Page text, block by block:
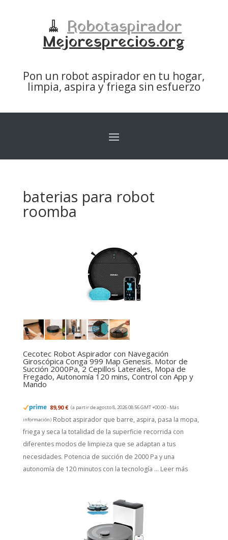
🧹 Robotaspirador
Mejoresprecios.org
Pon un robot aspirador en tu hogar,
limpia, aspira y friega sin esfuerzo
baterias para robot
roomba
Cecotec Robot Aspirador con Navegación
Giroscópica Conga 999 Map Genesis. Motor de
Succión 2000Pa, 2 Cepillos Laterales, Mopa de
Fregado, Autonomía 120 mins, Control con App y
Mando
89,90 € (a partir de agosto 8, 2026 08:56 GMT +00:00 - Más
información) Robot aspirador que barre, aspira, pasa la mopa,
friega y seca la totalidad de la superficie recorrida con
diferentes modos de limpieza que se adaptan a tus
necesidades. Potencia de succión de 2000 Pa y una
autonomía de 120 minutos con la tecnología ... Leer más